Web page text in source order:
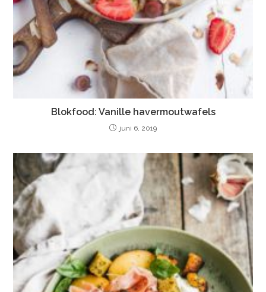
Blokfood: Vanille havermoutwafels
juni 6, 2019